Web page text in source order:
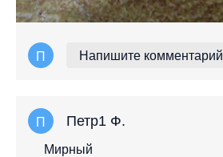
П Напишите комментарий
П Петр1 Ф.
Мирный